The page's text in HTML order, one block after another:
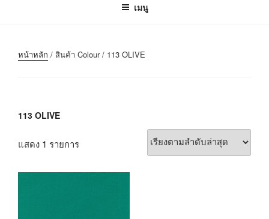
เมนู
หน้าหลัก / สินค้า Colour / 113 OLIVE
113 OLIVE
แสดง 1 รายการ